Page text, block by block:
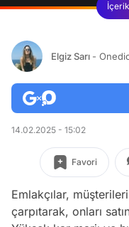
Elgiz Sarı -
14.02.2025 - 15:02
Favori
Emlakçılar,
çarpıtarak, onları